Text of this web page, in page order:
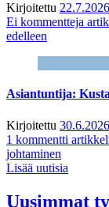
Kirjoitettu 22.7.2026
Ei kommentteja
edelleen
Asiantuntija:
Kirjoitettu 30.6.2026
1 kommentti
johtaminen
Lisää uutisia
Uusimmat